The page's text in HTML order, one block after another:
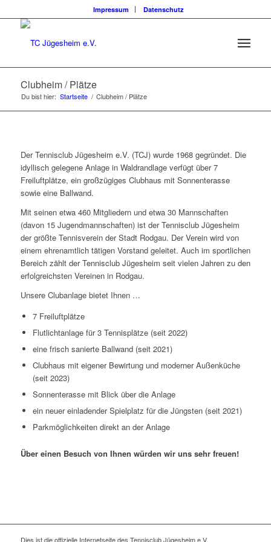
Impressum Datenschutz
Clubheim / Plätze
Du bist hier: Startseite / Clubheim / Plätze
Der Tennisclub Jügesheim e.V. (TCJ) wurde 1968 gegründet. Die
idyllisch gelegene Anlage in Waldrandlage verfügt über 7
Freiluftplätze, ein großzügiges Clubhaus mit Sonnenterasse
sowie eine Ballwand.
Mit seinen etwa 460 Mitgliedern und etwa 30 Mannschaften
(davon 15 Jugendmannschaften) ist der Tennisclub Jügesheim
der größte Tennisverein der Stadt Rodgau. Der Verein wird von
einem ehrenamtlich tätigen Vorstand geleitet. Auch im sportlichen
Bereich zählt der Tennisclub Jügesheim seit vielen Jahren zu den
erfolgreichsten Vereinen in Rodgau.
Unsere Clubanlage bietet Ihnen …
7 Freiluftplätze
Flutlichtanlage für 3 Tennisplätze (seit 2022)
eine frisch sanierte Ballwand (seit 2021)
Clubhaus mit eigener Bewirtung und moderner Außenküche
(seit 2023)
Sonnenterasse mit Blick über die Anlage
ein neuer einladender Spielplatz für die Jüngsten (seit 2021)
Parkmöglichkeiten direkt an der Anlage
Über einen Besuch von Ihnen würden wir uns sehr freuen!
Dies ist die offizielle Internetseite des Tennisclub Jügesheim e.V.